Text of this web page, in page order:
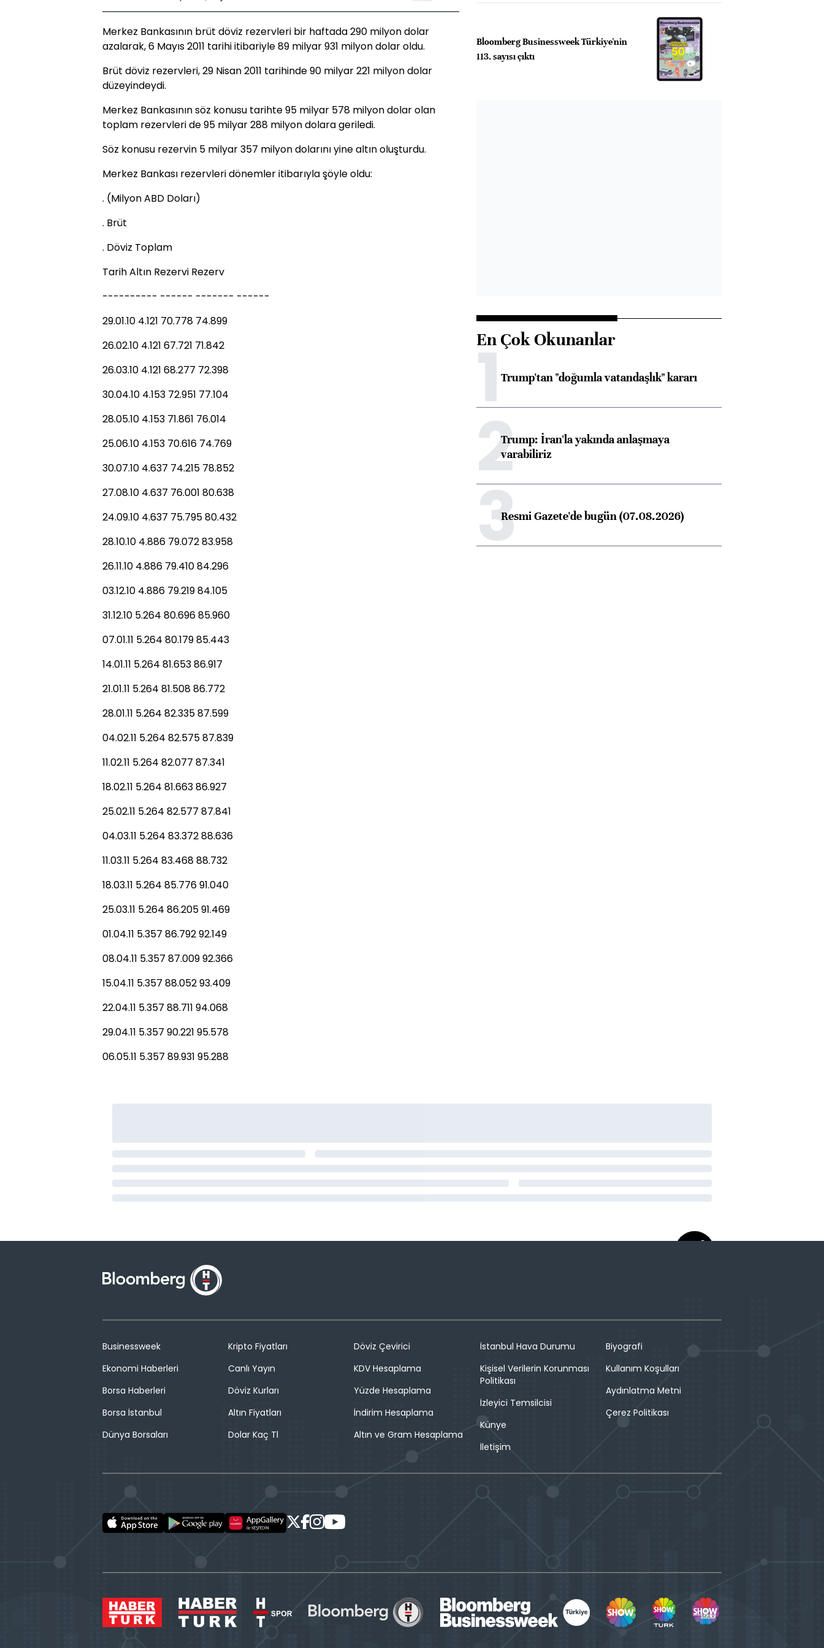
Merkez Bankasının brüt döviz rezervleri bir haftada 290 milyon dolar
azalarak, 6 Mayıs 2011 tarihi itibariyle 89 milyar 931 milyon dolar oldu.
Brüt döviz rezervleri, 29 Nisan 2011 tarihinde 90 milyar 221 milyon dolar
düzeyindeydi.
Merkez Bankasının söz konusu tarihte 95 milyar 578 milyon dolar olan
toplam rezervleri de 95 milyar 288 milyon dolara geriledi.
Söz konusu rezervin 5 milyar 357 milyon dolarını yine altın oluşturdu.
Merkez Bankası rezervleri dönemler itibarıyla şöyle oldu:
. (Milyon ABD Doları)
. Brüt
. Döviz Toplam
Tarih Altın Rezervi Rezerv
---------- ------ ------- ------
29.01.10 4.121 70.778 74.899
26.02.10 4.121 67.721 71.842
26.03.10 4.121 68.277 72.398
30.04.10 4.153 72.951 77.104
28.05.10 4.153 71.861 76.014
25.06.10 4.153 70.616 74.769
30.07.10 4.637 74.215 78.852
27.08.10 4.637 76.001 80.638
24.09.10 4.637 75.795 80.432
28.10.10 4.886 79.072 83.958
26.11.10 4.886 79.410 84.296
03.12.10 4.886 79.219 84.105
31.12.10 5.264 80.696 85.960
07.01.11 5.264 80.179 85.443
14.01.11 5.264 81.653 86.917
21.01.11 5.264 81.508 86.772
28.01.11 5.264 82.335 87.599
04.02.11 5.264 82.575 87.839
11.02.11 5.264 82.077 87.341
18.02.11 5.264 81.663 86.927
25.02.11 5.264 82.577 87.841
04.03.11 5.264 83.372 88.636
11.03.11 5.264 83.468 88.732
18.03.11 5.264 85.776 91.040
25.03.11 5.264 86.205 91.469
01.04.11 5.357 86.792 92.149
08.04.11 5.357 87.009 92.366
15.04.11 5.357 88.052 93.409
22.04.11 5.357 88.711 94.068
29.04.11 5.357 90.221 95.578
06.05.11 5.357 89.931 95.288
Bloomberg Businessweek Türkiye'nin
113. sayısı çıktı
En Çok Okunanlar
1Trump'tan "doğumla vatandaşlık" kararı
2Trump: İran'la yakında anlaşmaya
varabiliriz
3Resmi Gazete'de bugün (07.08.2026)
Businessweek
Ekonomi Haberleri
Borsa Haberleri
Borsa İstanbul
Dünya Borsaları
Kripto Fiyatları
Canlı Yayın
Döviz Kurları
Altın Fiyatları
Dolar Kaç Tl
Döviz Çevirici
KDV Hesaplama
Yüzde Hesaplama
İndirim Hesaplama
Altın ve Gram Hesaplama
İstanbul Hava Durumu
Kişisel Verilerin Korunması
Politikası
İzleyici Temsilcisi
Künye
İletişim
Biyografi
Kullanım Koşulları
Aydınlatma Metni
Çerez Politikası